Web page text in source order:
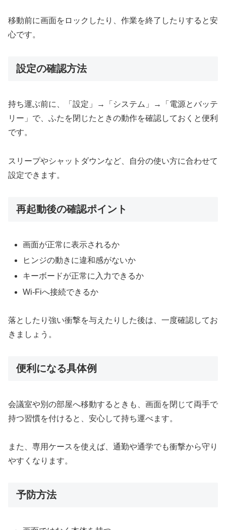
移動前に画面をロックしたり、作業を終了したりすると安
心です。
設定の確認方法
持ち運ぶ前に、「設定」→「システム」→「電源とバッテ
リー」で、ふたを閉じたときの動作を確認しておくと便利
です。
スリープやシャットダウンなど、自分の使い方に合わせて
設定できます。
再起動後の確認ポイント
画面が正常に表示されるか
ヒンジの動きに違和感がないか
キーボードが正常に入力できるか
Wi-Fiへ接続できるか
落としたり強い衝撃を与えたりした後は、一度確認してお
きましょう。
便利になる具体例
会議室や別の部屋へ移動するときも、画面を閉じて両手で
持つ習慣を付けると、安心して持ち運べます。
また、専用ケースを使えば、通勤や通学でも衝撃から守り
やすくなります。
予防方法